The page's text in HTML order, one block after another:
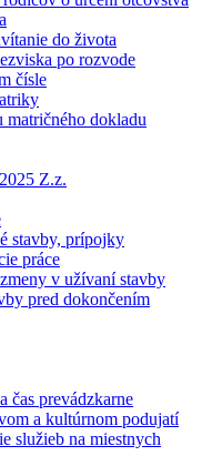
do života
po rozvode
čísle
matričného dokladu
Z.z.
stavby, prípojky
práce
v užívaní stavby
pred dokončením
čas prevádzkarne
a kultúrnom podujatí
služieb na miestnych